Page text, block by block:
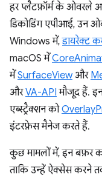
हर प्लैटफ़ॉर्म के ओवरले
डिकोडिंग एपीआई, उन
Windows में,डायरेक्ट
macOS में
मेंSurfaceViewऔर
औरVA-API मौजूद हैं.
एब्स्ट्रैक्शन को
इंटरफ़ेस मैनेज करते हैं.
कुछ मामलों में, इन बफ़र
ताकि उन्हें ऐक्सेस करने